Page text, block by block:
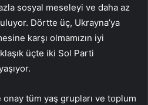
sosyal meseleyi ve daha az
Dörtte üç, Ukrayna’ya
karşı olmamızın iyi
üçte iki Sol Parti
onay tüm yaş grupları ve toplum